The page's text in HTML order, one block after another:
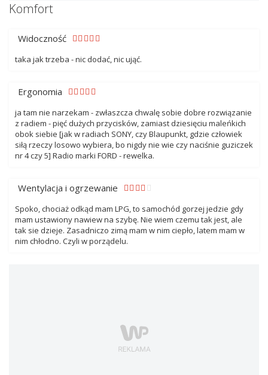
Komfort
Widoczność
taka jak trzeba - nic dodać, nic ująć.
Ergonomia
ja tam nie narzekam - zwłaszcza chwalę sobie dobre rozwiązanie
z radiem - pięć dużych przycisków, zamiast dziesięciu maleńkich
obok siebie [jak w radiach SONY, czy Blaupunkt, gdzie człowiek
siłą rzeczy losowo wybiera, bo nigdy nie wie czy naciśnie guziczek
nr 4 czy 5] Radio marki FORD - rewelka.
Wentylacja i ogrzewanie
Spoko, chociaż odkąd mam LPG, to samochód gorzej jedzie gdy
mam ustawiony nawiew na szybę. Nie wiem czemu tak jest, ale
tak sie dzieje. Zasadniczo zimą mam w nim ciepło, latem mam w
nim chłodno. Czyli w porządelu.